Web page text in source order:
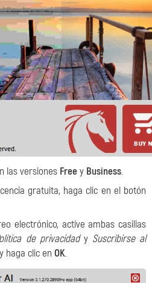
las versiones Freey Business.
gratuita, haga clic en el botón
electrónico, active ambas casillas
de privacidady Suscribirse al
haga clic en OK.